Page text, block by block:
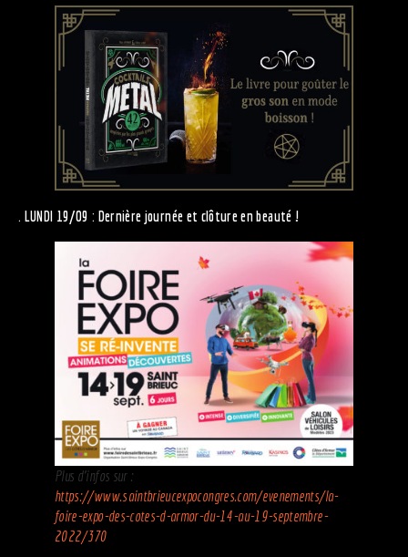
. LUNDI 19/09 : Dernière journée et clôture en beauté !
Plus d’infos sur :
https://www.saintbrieucexpocongres.com/evenements/la-
foire-expo-des-cotes-d-armor-du-14-au-19-septembre-
2022/370